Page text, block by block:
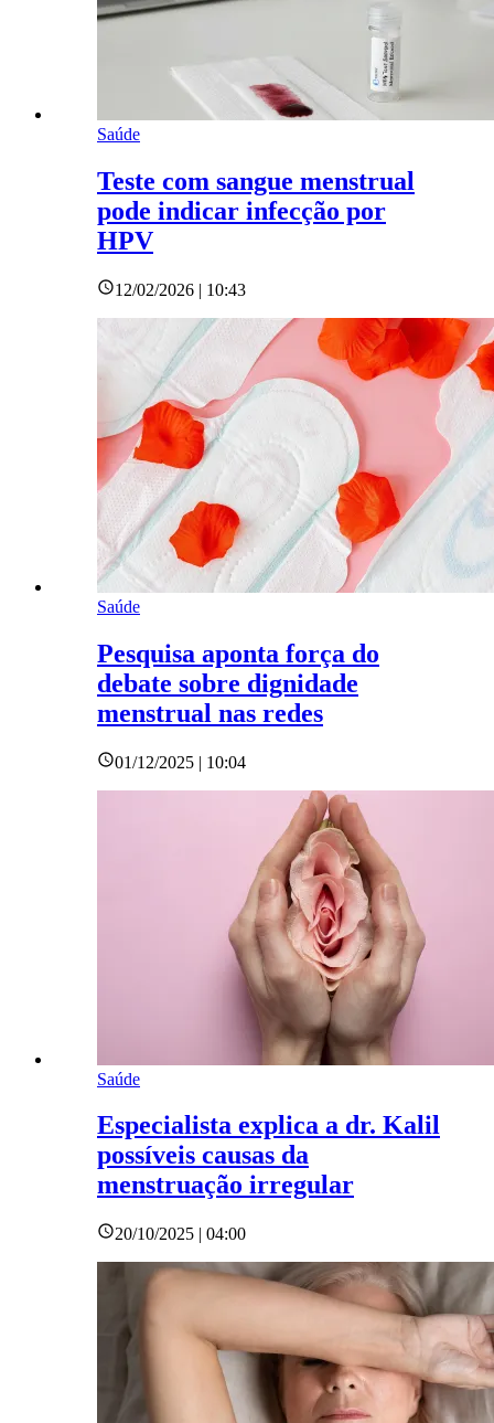
Saúde
Teste com sangue menstrual
pode indicar infecção por
HPV
12/02/2026 | 10:43
Saúde
Pesquisa aponta força do
debate sobre dignidade
menstrual nas redes
01/12/2025 | 10:04
Saúde
Especialista explica a dr. Kalil
possíveis causas da
menstruação irregular
20/10/2025 | 04:00